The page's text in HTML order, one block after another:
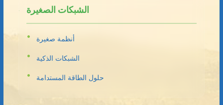
الشبكات الصغيرة
أنظمة صغيرة
الشبكات الذكية
حلول الطاقة المستدامة